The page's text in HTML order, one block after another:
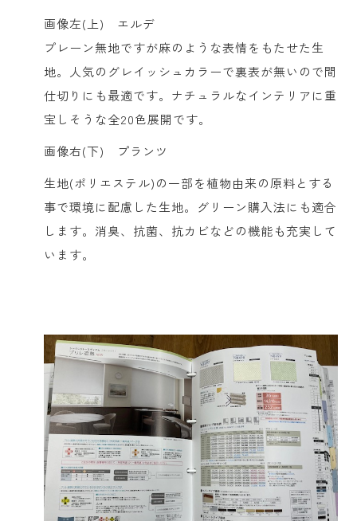
画像左(上) エルデ
プレーン無地ですが麻のような表情をもたせた生
地。人気のグレイッシュカラーで裏表が無いので間
仕切りにも最適です。ナチュラルなインテリアに重
宝しそうな全20色展開です。
画像右(下) プランツ
生地(ポリエステル)の一部を植物由来の原料とする
事で環境に配慮した生地。グリーン購入法にも適合
します。消臭、抗菌、抗カビなどの機能も充実して
います。